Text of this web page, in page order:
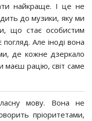
найкраще. І це не
до музики, яку ми
що стає особистим
Але іноді вона
де кожне дзеркало
маєш рацію, світ саме
мову. Вона не
пріоритетами,